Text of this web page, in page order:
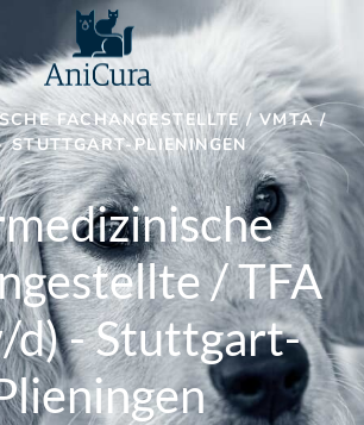
FACHANGESTELLTE / VMTA /
STUTTGART-PLIENINGEN
/ TFA
d) - Stuttgart-